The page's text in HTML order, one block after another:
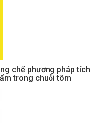
chế phương pháp tích
trong chuỗi tôm